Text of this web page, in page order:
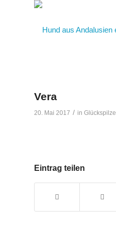
Vera
20. Mai 2017 / in Glückspilze
Eintrag teilen